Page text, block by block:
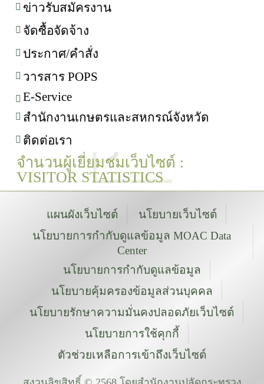
ข่าวรับสมัครงาน
จัดซื้อจัดจ้าง
ประกาศ/คำสั่ง
วารสาร POPS
E-Service
สำนักงานเกษตรและสหกรณ์จังหวัด
ติดต่อเรา
จำนวนผู้เยี่ยมชมเว็บไซต์ :
VISITOR STATISTICS
แผนผังเว็บไซต์
นโยบายเว็บไซต์
นโยบายการกำกับดูแลข้อมูล MOAC Data
Center
นโยบายการกำกับดูแลข้อมูล
นโยบายคุ้มครองข้อมูลส่วนบุคคล
นโยบายรักษาความมั่นคงปลอดภัยเว็บไซต์
นโยบายการใช้คุกกี้
ตัวช่วยเหลือการเข้าถึงเว็บไซต์